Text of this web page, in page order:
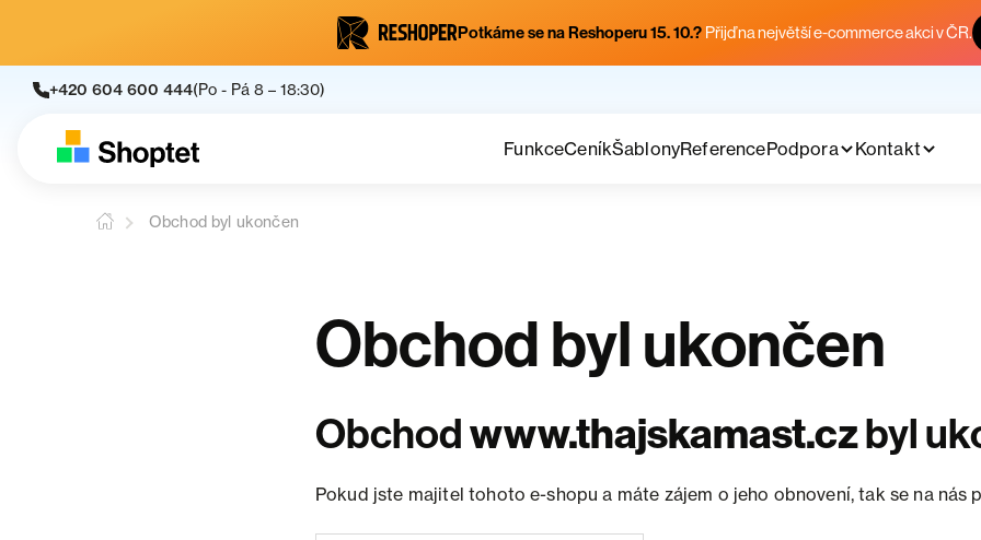
Potkáme se na Reshoperu 15. 10.? Přijď na největší e-commerce akci v ČR.
+420 604 600 444(Po - Pá 8 – 18:30)
FunkceCeníkŠablonyReferencePodpora Kontakt
Obchod byl ukončen
Obchod byl ukončen
Obchodwww.thajskamast.czbyl
Pokud jste majitel tohoto e-shopu a máte zájem o jeho obnovení, tak se na nás